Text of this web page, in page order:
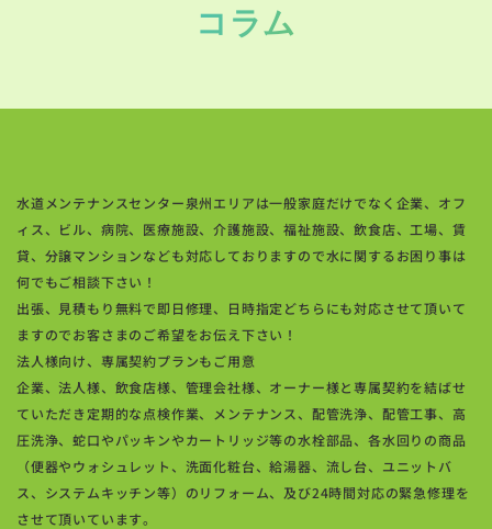
コラム
水道メンテナンスセンター泉州エリアは一般家庭だけでなく企業、オフ
ィス、ビル、病院、医療施設、介護施設、福祉施設、飲食店、工場、賃
貸、分譲マンションなども対応しておりますので水に関するお困り事は
何でもご相談下さい！
出張、見積もり無料で即日修理、日時指定どちらにも対応させて頂いて
ますのでお客さまのご希望をお伝え下さい！
法人様向け、専属契約プランもご用意
企業、法人様、飲食店様、管理会社様、オーナー様と専属契約を結ばせ
ていただき定期的な点検作業、メンテナンス、配管洗浄、配管工事、高
圧洗浄、蛇口やパッキンやカートリッジ等の水栓部品、各水回りの商品
（便器やウォシュレット、洗面化粧台、給湯器、流し台、ユニットバ
ス、システムキッチン等）のリフォーム、及び24時間対応の緊急修理を
させて頂いています。